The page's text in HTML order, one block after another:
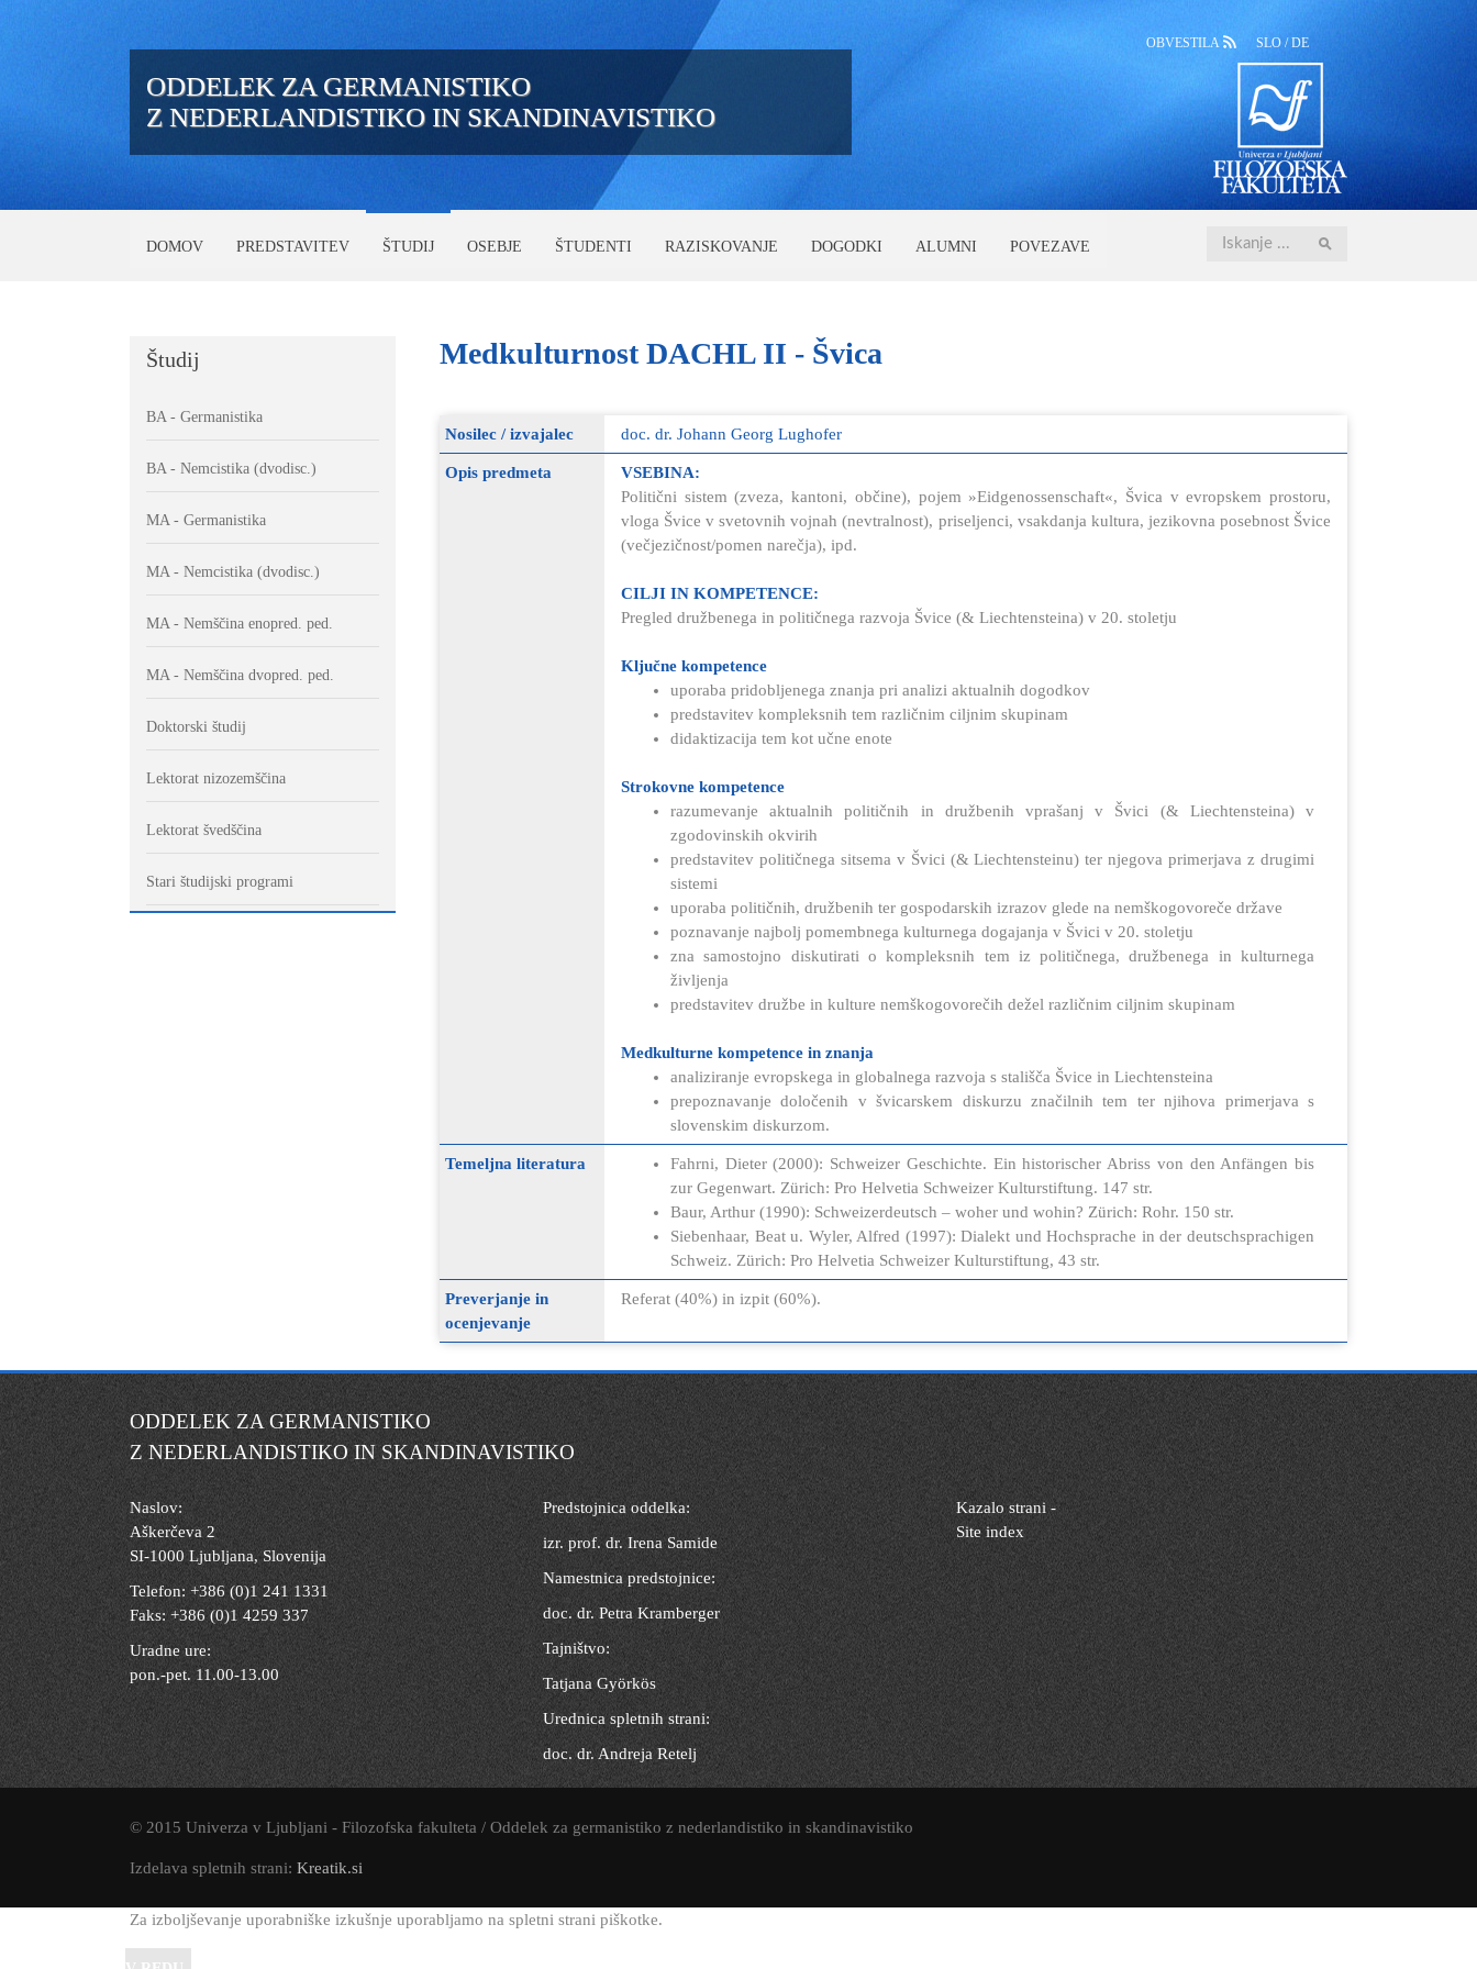
ODDELEK ZA GERMANISTIKO
Z NEDERLANDISTIKO IN SKANDINAVISTIKO
OBVESTILA SLO /DE
DOMOV PREDSTAVITEV ŠTUDIJ OSEBJE ŠTUDENTI RAZISKOVANJE DOGODKI ALUMNI POVEZAVE
Iskanje
Študij
BA - Germanistika
BA - Nemcistika (dvodisc.)
MA - Germanistika
MA - Nemcistika (dvodisc.)
MA - Nemščina enopred. ped.
MA - Nemščina dvopred. ped.
Doktorski študij
Lektorat nizozemščina
Lektorat švedščina
Stari študijski programi
MedkulturnostDACHL II - Švica
Nosilec / izvajalec doc. dr. Johann Georg Lughofer
Opis predmeta
VSEBINA:
Politični sistem (zveza, kantoni, občine), pojem »Eidgenossenschaft«, Švica v evropskem prostoru,
vloga Švice v svetovnih vojnah (nevtralnost), priseljenci, vsakdanja kultura, jezikovna posebnost Švice
(večjezičnost/pomen narečja), ipd.
CILJI IN KOMPETENCE:
Pregled družbenega in političnega razvoja Švice (& Liechtensteina) v 20. stoletju
Ključne kompetence
uporaba pridobljenega znanja pri analizi aktualnih dogodkov
predstavitev kompleksnih tem različnim ciljnim skupinam
didaktizacija tem kot učne enote
Strokovne kompetence
razumevanje aktualnih političnih in družbenih vprašanj v Švici (& Liechtensteina) v
zgodovinskih okvirih
predstavitev političnega sitsema v Švici (& Liechtensteinu) ter njegova primerjava z drugimi
sistemi
uporaba političnih, družbenih ter gospodarskih izrazov glede na nemškogovoreče države
poznavanje najbolj pomembnega kulturnega dogajanja v Švici v 20. stoletju
zna samostojno diskutirati o kompleksnih tem iz političnega, družbenega in kulturnega
življenja
predstavitev družbe in kulture nemškogovorečih dežel različnim ciljnim skupinam
Medkulturne kompetence in znanja
analiziranje evropskega in globalnega razvoja s stališča Švice in Liechtensteina
prepoznavanje določenih v švicarskem diskurzu značilnih tem ter njihova primerjava s
slovenskim diskurzom.
Temeljna literatura
Fahrni, Dieter (2000): Schweizer Geschichte. Ein historischer Abriss von den Anfängen bis
zur Gegenwart. Zürich: Pro Helvetia Schweizer Kulturstiftung. 147 str.
Baur, Arthur (1990): Schweizerdeutsch – woher und wohin? Zürich: Rohr. 150 str.
Siebenhaar, Beat u. Wyler, Alfred (1997): Dialekt und Hochsprache in der deutschsprachigen
Schweiz. Zürich: Pro Helvetia Schweizer Kulturstiftung, 43 str.
Preverjanje in
ocenjevanje
Referat (40%) in izpit (60%).
ODDELEK ZA GERMANISTIKO
Z NEDERLANDISTIKO IN SKANDINAVISTIKO
Naslov:
Aškerčeva 2
SI-1000 Ljubljana, Slovenija
Telefon: +386 (0)1 241 1331
Faks: +386 (0)1 4259 337
Uradne ure:
pon.-pet. 11.00-13.00
Predstojnica oddelka:
izr. prof. dr. Irena Samide
Namestnica predstojnice:
doc. dr. Petra Kramberger
Tajništvo:
Tatjana Györkös
Urednica spletnih strani:
doc. dr. Andreja Retelj
Kazalo strani -
Site index
© 2015 Univerza v Ljubljani - Filozofska fakulteta / Oddelek za germanistiko z nederlandistiko in skandinavistiko
Izdelava spletnih strani: Kreatik.si
Za izboljševanje uporabniške izkušnje uporabljamo na spletni strani piškotke.